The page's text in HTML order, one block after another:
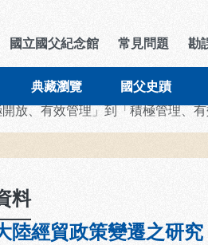
國立國父紀念館 常見問題 勘
典藏瀏覽 國父史蹟
放、有效管理」到「積極管理、
料
陸經貿政策變遷之研